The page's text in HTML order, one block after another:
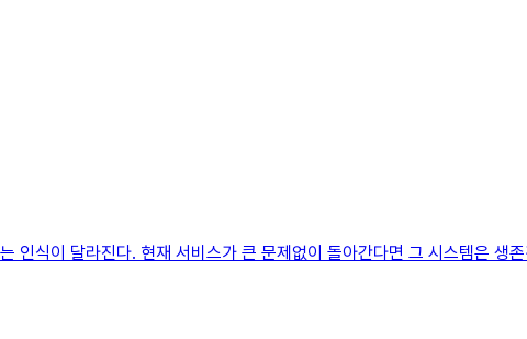
인식이 달라진다. 현재 서비스가 큰 문제없이 돌아간다면 그 시스템은 생